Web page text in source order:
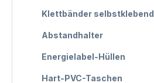
Klettbänder selbstklebend
Abstandhalter
Energielabel-Hüllen
Hart-PVC-Taschen